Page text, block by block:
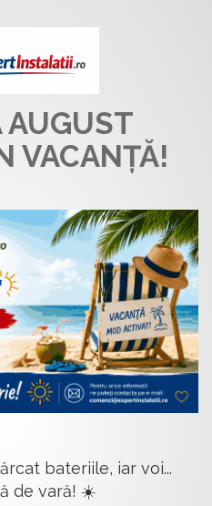
AUGUST
VACANȚĂ!
bateriile, iar voi...
de vară! ☀️